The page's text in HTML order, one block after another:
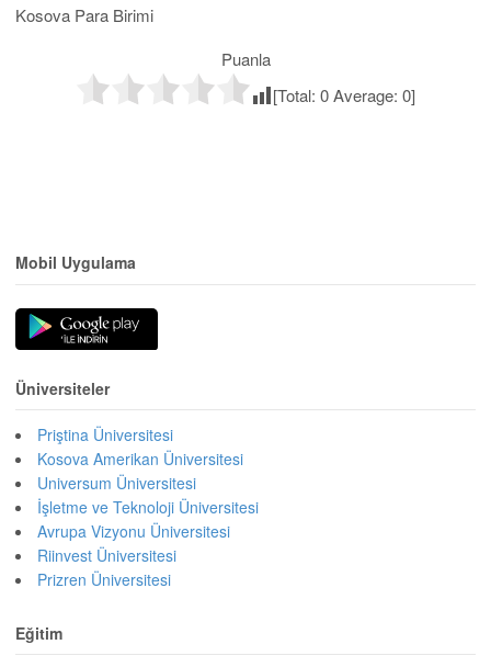
Kosova Para Birimi
Puanla
[Total: 0Average: 0]
Mobil Uygulama
Üniversiteler
Priştina Üniversitesi
Kosova Amerikan Üniversitesi
Universum Üniversitesi
İşletme ve Teknoloji Üniversitesi
Avrupa Vizyonu Üniversitesi
Riinvest Üniversitesi
Prizren Üniversitesi
Eğitim